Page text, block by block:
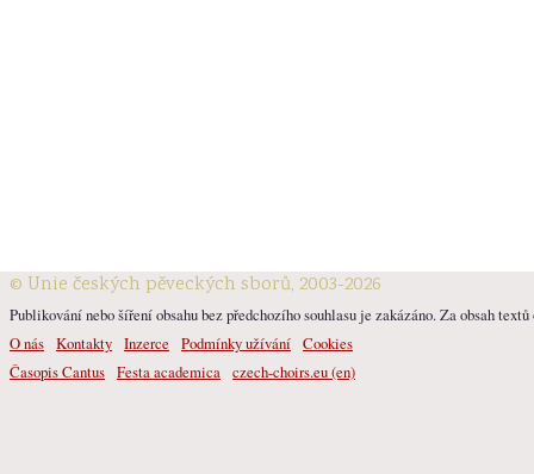
© Unie českých pěveckých sborů, 2003-2026
Publikování nebo šíření obsahu bez předchozího souhlasu je zakázáno. Za obsah
O nás Kontakty Inzerce Podmínky užívání Cookies
Časopis Cantus Festa academica czech-choirs.eu (en)